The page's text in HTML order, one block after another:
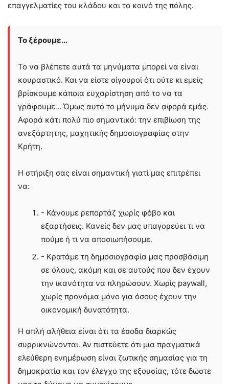
επαγγελματίες του κλάδου και το κοινό της πόλης.
Το ξέρουμε…
Το να βλέπετε αυτά τα μηνύματα μπορεί να είναι
κουραστικό. Και να είστε σίγουροί ότι ούτε κι εμείς
βρίσκουμε κάποια ευχαρίστηση από το να τα
γράφουμε... Όμως αυτό το μήνυμα δεν αφορά εμάς.
Αφορά κάτι πολύ πιο σημαντικό: την επιβίωση της
ανεξάρτητης, μαχητικής δημοσιογραφίας στην
Kρήτη.
Η στήριξη σας είναι σημαντική γιατί μας επιτρέπει
να:
- Κάνουμε ρεπορτάζ χωρίς φόβο και
εξαρτήσεις. Κανείς δεν μας υπαγορεύει τι να
πούμε ή τι να αποσιωπήσουμε.
- Κρατάμε τη δημοσιογραφία μας προσβάσιμη
σε όλους, ακόμη και σε αυτούς που δεν έχουν
την ικανότητα να πληρώσουν. Χωρίς paywall,
χωρίς προνόμια μόνο για όσους έχουν την
οικονομική δυνατότητα.
Η απλή αλήθεια είναι ότι τα έσοδα διαρκώς
συρρικνώνονται. Αν πιστεύετε ότι μια πραγματικά
ελεύθερη ενημέρωση είναι ζωτικής σημασίας για τη
δημοκρατία και τον έλεγχο της εξουσίας, τότε δώστε